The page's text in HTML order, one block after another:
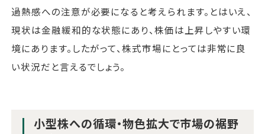
過熱感への注意が必要になると考えられます。とはいえ、
現状は金融緩和的な状態にあり、株価は上昇しやすい環
境にあります。したがって、株式市場にとっては非常に良
い状況だと言えるでしょう。
小型株への循環・物色拡大で市場の裾野